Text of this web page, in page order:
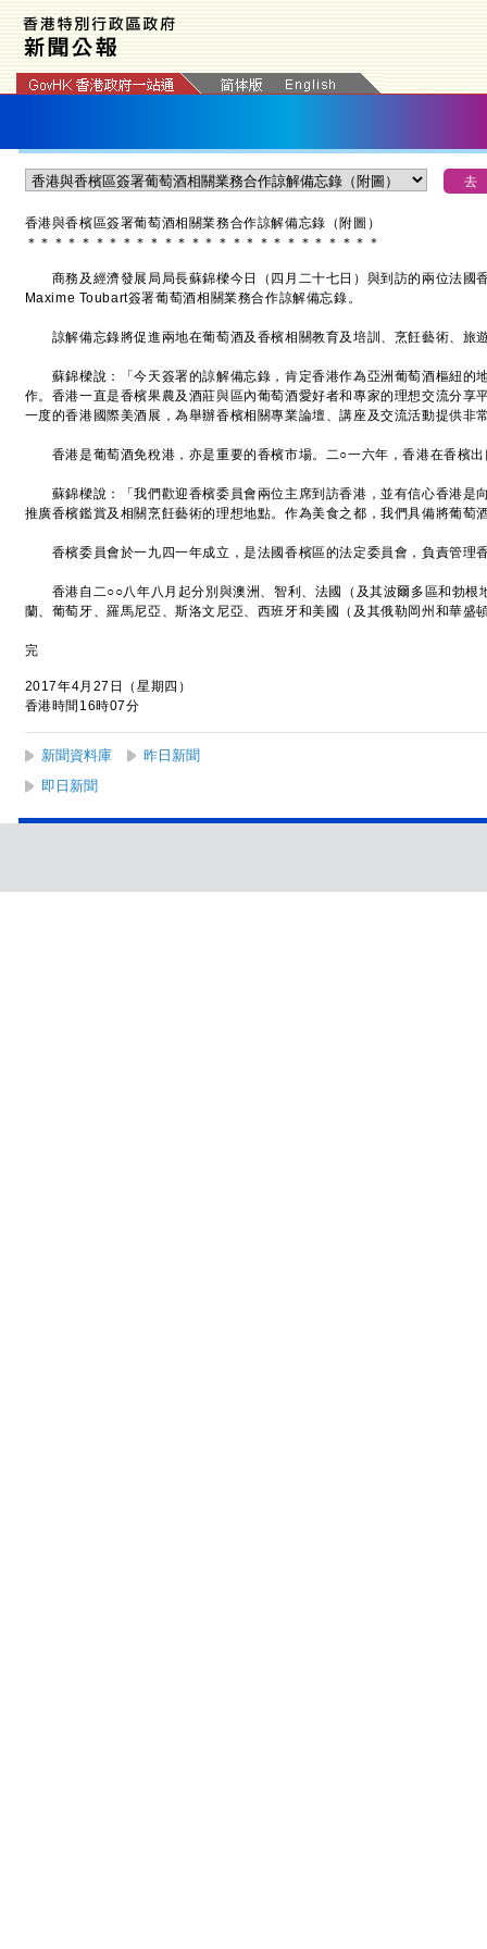
香港與香檳區簽署葡萄酒相關業務合作諒解備忘錄（附圖）
＊ ＊ ＊ ＊ ＊ ＊ ＊ ＊ ＊ ＊ ＊ ＊ ＊ ＊ ＊ ＊ ＊ ＊ ＊ ＊ ＊ ＊ ＊ ＊ ＊ ＊
商務及經濟發展局局長蘇錦樑今日（四月二十七日）與到訪的兩位法國
Maxime Toubart簽署葡萄酒相關業務合作諒解備忘錄。
諒解備忘錄將促進兩地在葡萄酒及香檳相關教育及培訓、烹飪藝術、旅
蘇錦樑說：「今天簽署的諒解備忘錄，肯定香港作為亞洲葡萄酒樞紐的
作。香港一直是香檳果農及酒莊與區內葡萄酒愛好者和專家的理想交流分享
一度的香港國際美酒展，為舉辦香檳相關專業論壇、講座及交流活動提供非
香港是葡萄酒免稅港，亦是重要的香檳市場。二○一六年，香港在香檳出
蘇錦樑說：「我們歡迎香檳委員會兩位主席到訪香港，並有信心香港是
推廣香檳鑑賞及相關烹飪藝術的理想地點。作為美食之都，我們具備將葡萄
香檳委員會於一九四一年成立，是法國香檳區的法定委員會，負責管理
香港自二○○八年八月起分別與澳洲、智利、法國（及其波爾多區和勃根
蘭、葡萄牙、羅馬尼亞、斯洛文尼亞、西班牙和美國（及其俄勒岡州和華盛
完
2017年4月27日（星期四）
香港時間16時07分
新聞資料庫
昨日新聞
即日新聞